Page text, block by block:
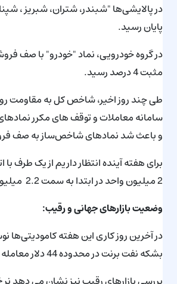
در پالایشی‌ها "شبندر، شتران، شبریز ،
پایان رسید.
در گروه خودرویی، نماد "خودرو" با صف
مثبت 4 درصد رسید.
سامانه معاملات و توقف های مکرر
و باعث شد نمادهای شاخص‌ساز به صف
برای هفته آینده انتظار داریم از یک
2 میلیون واحد در ابتدا به سمت 2.2 میلیون واحد و سپس 2.8 میلیون واحد حرکت کنیم.
وضعیت بازارهای جهانی و رقیب:
بشکه نفت برنت در محدوده 44 دلار معامله می‌شود و نفت خام WTI نیز در محدوده 41 دلار در هر بشکه دادوستد می‌شود.